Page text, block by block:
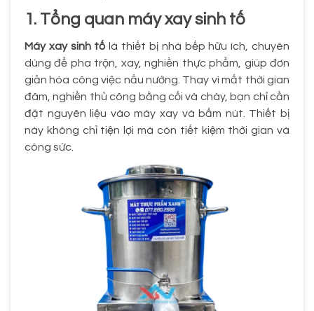
1. Tổng quan máy xay sinh tố
Máy xay sinh tố là thiết bị nhà bếp hữu ích, chuyên
dùng để pha trộn, xay, nghiền thực phẩm, giúp đơn
giản hóa công việc nấu nướng. Thay vì mất thời gian
đâm, nghiền thủ công bằng cối và chày, bạn chỉ cần
đặt nguyên liệu vào máy xay và bấm nút. Thiết bị
này không chỉ tiện lợi mà còn tiết kiệm thời gian và
công sức.